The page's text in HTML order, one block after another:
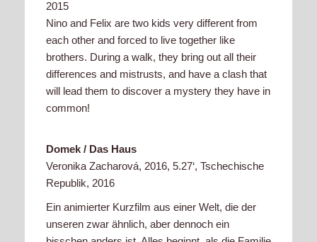
2015
Nino and Felix are two kids very different from
each other and forced to live together like
brothers. During a walk, they bring out all their
differences and mistrusts, and have a clash that
will lead them to discover a mystery they have in
common!
Domek / Das Haus
Veronika Zacharová, 2016, 5.27‘, Tschechische
Republik, 2016
Ein animierter Kurzfilm aus einer Welt, die der
unseren zwar ähnlich, aber dennoch ein